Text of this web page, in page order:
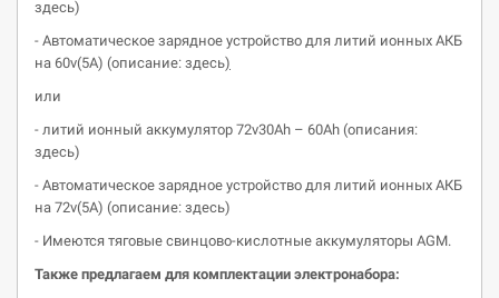
здесь)
- Автоматическое зарядное устройство для литий ионных АКБ
на 60v(5A) (описание: здесь)
или
- литий ионный аккумулятор 72v30Ah – 60Ah (описания:
здесь)
- Автоматическое зарядное устройство для литий ионных АКБ
на 72v(5A) (описание: здесь)
- Имеются тяговые свинцово-кислотные аккумуляторы AGM.
Также предлагаем для комплектации электронабора: